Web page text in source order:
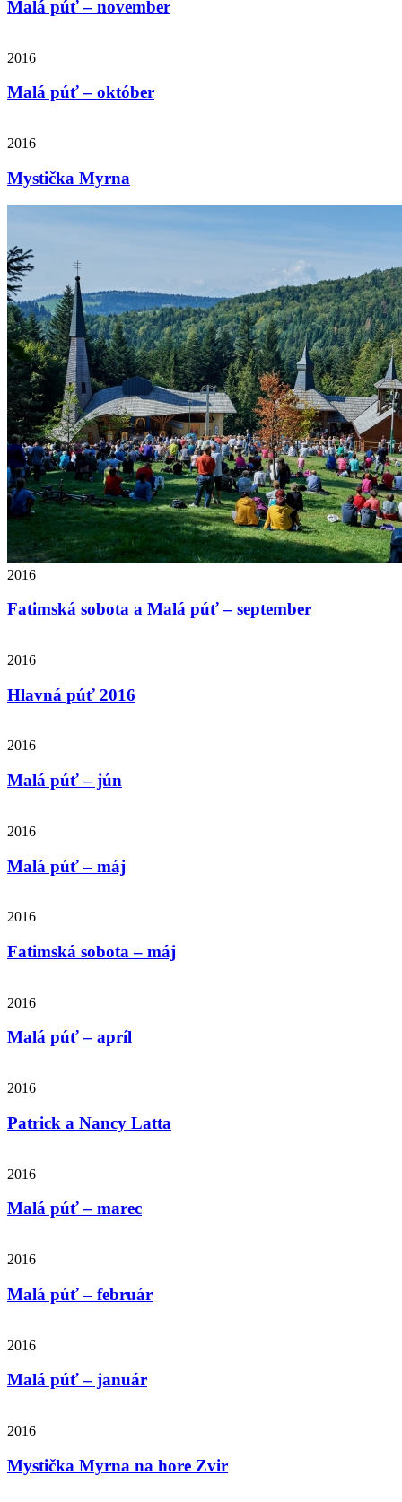
Malá púť – november
2016
Malá púť – október
2016
Mystička Myrna
2016
Fatimská sobota a Malá púť – september
2016
Hlavná púť 2016
2016
Malá púť – jún
2016
Malá púť – máj
2016
Fatimská sobota – máj
2016
Malá púť – apríl
2016
Patrick a Nancy Latta
2016
Malá púť – marec
2016
Malá púť – február
2016
Malá púť – január
2016
Mystička Myrna na hore Zvir